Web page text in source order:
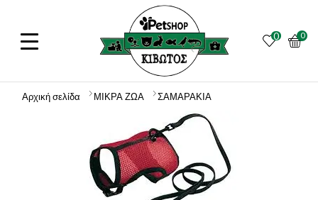
0 0
Αρχική σελίδα ΜΙΚΡΑ ΖΩΑ ΣΑΜΑΡΑΚΙΑ